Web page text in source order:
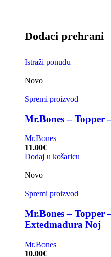
Dodaci prehrani
Istraži ponudu
Novo
Spremi proizvod
Mr.Bones – Topper
Mr.Bones
11.00€
Dodaj u košaricu
Novo
Spremi proizvod
Mr.Bones – Topper
Extedmadura Noj
Mr.Bones
10.00€